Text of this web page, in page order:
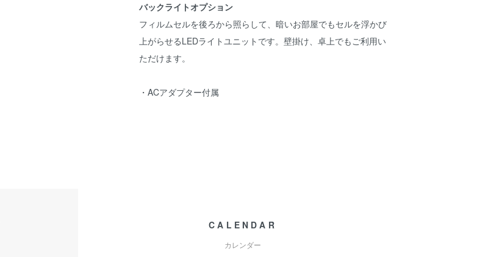
バックライトオプション
フィルムセルを後ろから照らして、暗いお部屋でもセルを浮かび
上がらせるLEDライトユニットです。壁掛け、卓上でもご利用い
ただけます。
・ACアダプター付属
CALENDAR
カレンダー